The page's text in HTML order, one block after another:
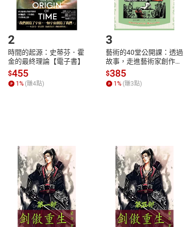
載具 Step2.登入
PAY、AFTEE
退換貨規範
本店是否提供消費者保護法七日猶
2
時間的起源：史蒂芬．霍
金的最終理論【電子書】
$455
1% (賺4點)
3
藝術的40堂公開課：透過
故事，走進藝術家創作現
場，看藝術如何誕生、如
何形塑人類生活【電子
書】
$385
1% (賺3點)